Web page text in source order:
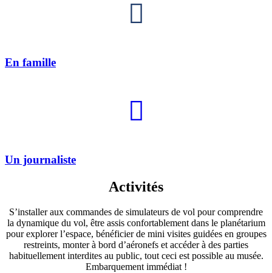
En famille
Un journaliste
Activités
S’installer aux commandes de simulateurs de vol pour comprendre
la dynamique du vol, être assis confortablement dans le planétarium
pour explorer l’espace, bénéficier de mini visites guidées en groupes
restreints, monter à bord d’aéronefs et accéder à des parties
habituellement interdites au public, tout ceci est possible au musée.
Embarquement immédiat !